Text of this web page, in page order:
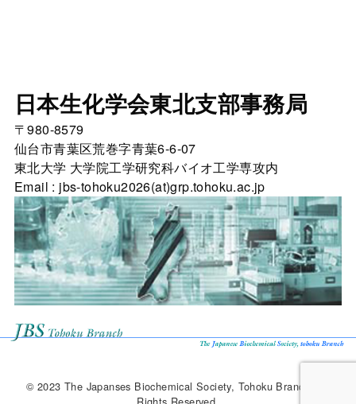
日本生化学会東北支部事務局
〒980-8579
仙台市青葉区荒巻字青葉6-6-07
東北大学 大学院工学研究科バイオ工学専攻内
Email : jbs-tohoku2026(at)grp.tohoku.ac.jp
© 2023 The Japanses Biochemical Society, Tohoku Branch. All